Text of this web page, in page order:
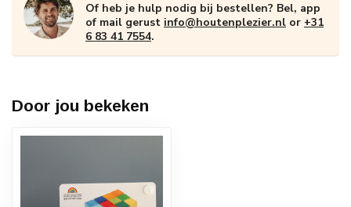
Of heb je hulp nodig bij bestellen? Bel, app
of mail gerust info@houtenplezier.nl or +31
6 83 41 7554.
Door jou bekeken